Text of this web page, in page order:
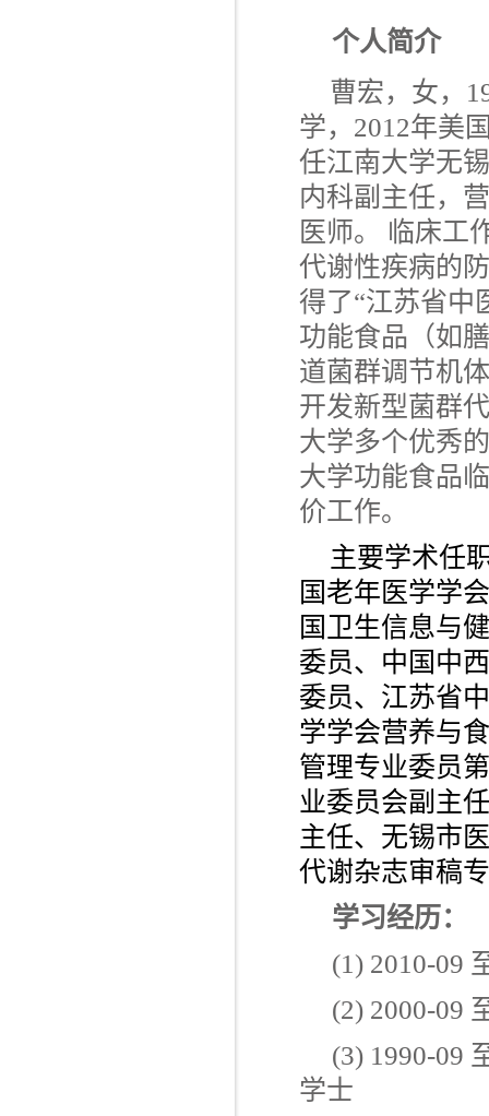
个人简介
曹宏，女，
学，2012年美
任江南大学无
内科副主任，
医师。
临床工
代谢性疾病的
得了“江苏省中
功能食品（如
道菌群调节机
开发新型菌群
大学多个优秀
大学功能食品
价工作。
主要学术任
国老年医学学
国卫生信息与
委员、中国中
委员、江苏省
学学会营养与
管理专业委员
业委员会副主
主任、无锡市
代谢杂志审稿
学习经历：
(1) 2010-09
(2) 2000-09
(3) 1990-09
学士